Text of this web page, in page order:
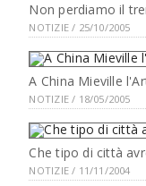
Non perdiamo il
NOTIZIE / 25/10/2005
A China Mieville
NOTIZIE / 18/05/2005
Che tipo di città
NOTIZIE / 11/11/2004